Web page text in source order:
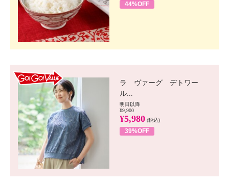
44%OFF
ラ ヴァーグ デトワー
ル...
明日以降
¥9,900
¥5,980 (税込)
39%OFF